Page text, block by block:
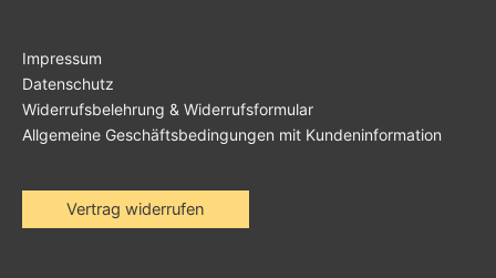
Impressum
Datenschutz
Widerrufsbelehrung & Widerrufsformular
Allgemeine Geschäftsbedingungen mit Kundeninformation
Vertrag widerrufen